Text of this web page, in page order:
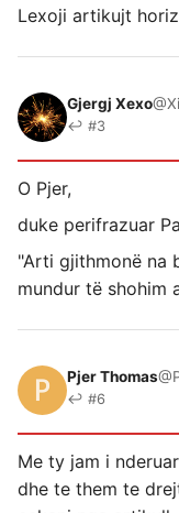
Lexoji artikujt
Gjergj Xexo
↩ #3
O Pjer,
duke perifrazuar
"Arti gjithmonë na
mundur të shohim
Pjer Thomas
↩ #6
Me ty jam i
dhe te them te